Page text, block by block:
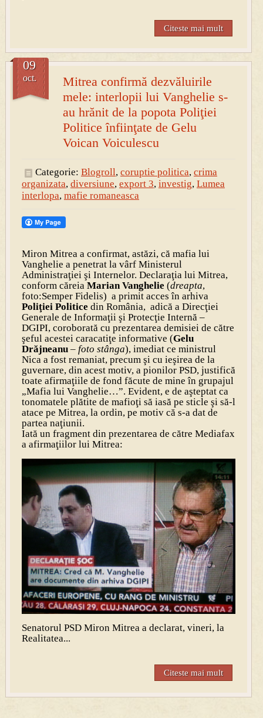
Citeste mai mult
Mitrea confirmă dezvăluirile
mele: interlopii lui Vanghelie s-
au hrănit de la popota Poliţiei
Politice înfiinţate de Gelu
Voican Voiculescu
09
oct.
Categorie: Blogroll, coruptie politica, crima
organizata, diversiune, export 3, investig, Lumea
interlopa, mafie romaneasca
Miron Mitrea a confirmat, astăzi, că mafia lui
Vanghelie a penetrat la vârf Ministerul
Administraţiei şi Internelor. Declaraţia lui Mitrea,
conform căreia Marian Vanghelie (dreapta,
foto:Semper Fidelis) a primit acces în arhiva
Poliţiei Politice din România, adică a Direcţiei
Generale de Informaţii şi Protecţie Internă –
DGIPI, coroborată cu prezentarea demisiei de către
şeful acestei caracatiţe informative (Gelu
Drăjneanu–foto stânga), imediat ce ministrul
Nica a fost remaniat, precum şi cu ieşirea de la
guvernare, din acest motiv, a pionilor PSD, justifică
toate afirmaţiile de fond făcute de mine în grupajul
„Mafia lui Vanghelie…”. Evident, e de aşteptat ca
tonomatele plătite de mafioţi să iasă pe sticle şi să-l
atace pe Mitrea, la ordin, pe motiv că s-a dat de
partea naţiunii.
Iată un fragment din prezentarea de către Mediafax
a afirmaţiilor lui Mitrea:
Senatorul PSD Miron Mitrea a declarat, vineri, la
Realitatea...
Citeste mai mult